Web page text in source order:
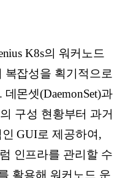
K8s의 워커노드
복잡성을 획기적으로
몬셋(DaemonSet)과
구성 현황부터 과거
GUI로 제공하여,
인프라를 관리할 수
활용해 워커노드 운